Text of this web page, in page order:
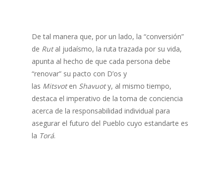
De tal manera que, por un lado, la “conversión”
de Rutal judaísmo, la ruta trazada por su vida,
apunta al hecho de que cada persona debe
“renovar” su pacto con D’os y
las Mitsvoten Shavuoty, al mismo tiempo,
destaca el imperativo de la toma de conciencia
acerca de la responsabilidad individual para
asegurar el futuro del Pueblo cuyo estandarte es
la Torá.